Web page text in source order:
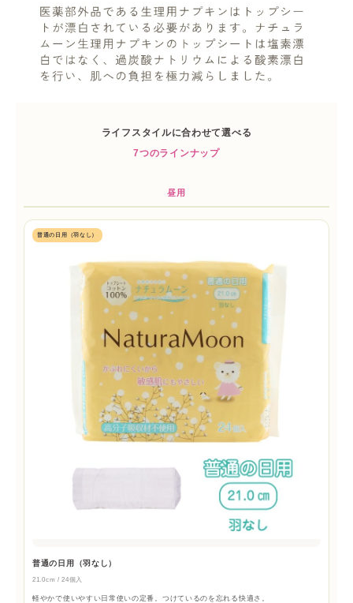
ライフスタイルに合わせて選べる
7つのラインナップ
昼用
普通の日用（羽なし）
普通の日用（羽なし）
21.0cm / 24個入
軽やかで使いやすい日常使いの定番。つけているのを忘れる快適さ。